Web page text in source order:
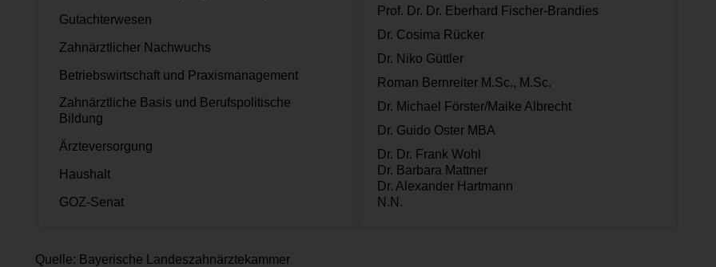
Gutachterwesen
Zahnärztlicher Nachwuchs
Betriebswirtschaft und Praxismanagement
Zahnärztliche Basis und Berufspolitische
Bildung
Ärzteversorgung
Haushalt
GOZ-Senat
Prof. Dr. Dr. Eberhard Fischer-Brandies
Dr. Cosima Rücker
Dr. Niko Güttler
Roman Bernreiter M.Sc., M.Sc.
Dr. Michael Förster/Maike Albrecht
Dr. Guido Oster MBA
Dr. Dr. Frank Wohl
Dr. Barbara Mattner
Dr. Alexander Hartmann
N.N.
Quelle: Bayerische Landeszahnärztekammer